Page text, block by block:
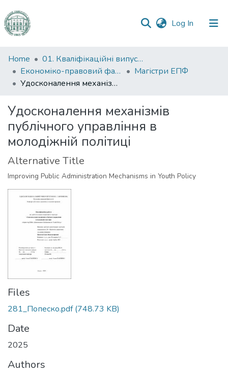
Log In (current)
Communities
&
Collections
Statistics
Home
01. Кваліфікаційні випускні роботи здобувачів вищої освіти
Економіко-правовий факультет
Магістри ЕПФ
Удосконалення механізмів публічного управління в молодіжній політиці
Удосконалення механізмів
публічного управління в
молодіжній політиці
Alternative Title
Improving Public Administration Mechanisms in Youth Policy
Files
281_Попеско.pdf(748.73 KB)
Date
2025
Authors